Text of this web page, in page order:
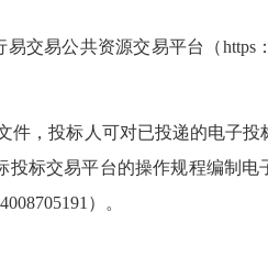
交易公共资源交易平台（https
，投标人可对已投递的电子投
标交易平台的操作规程编制电
4008705191 ）。